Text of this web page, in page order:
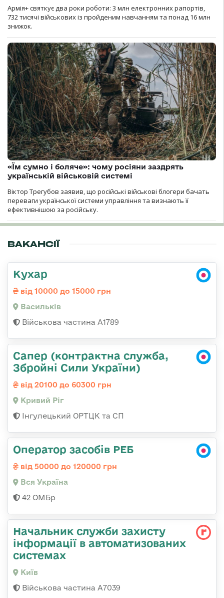
Армія+ святкує два роки роботи: 3 млн електронних рапортів,
732 тисячі військових із пройденим навчанням та понад 16 млн
знижок.
«Їм сумно і боляче»: чому росіяни заздрять
українській військовій системі
Віктор Трегубов заявив, що російські військові блогери бачать
переваги української системи управління та визнають її
ефективнішою за російську.
ВАКАНСІЇ
Кухар
від 10000 до 15000 грн
Васильків
Військова частина А1789
Сапер (контрактна служба,
Збройні Сили України)
від 20100 до 60300 грн
Кривий Ріг
Інгулецький ОРТЦК та СП
Оператор засобів РЕБ
від 50000 до 120000 грн
Вся Україна
42 ОМБр
Начальник служби захисту
інформації в автоматизованих
системах
Київ
Військова частина А7039